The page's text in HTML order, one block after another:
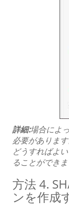
詳細:場合によ
必要があります
どうすればよ
ることができま
方法 4.
ンを作成